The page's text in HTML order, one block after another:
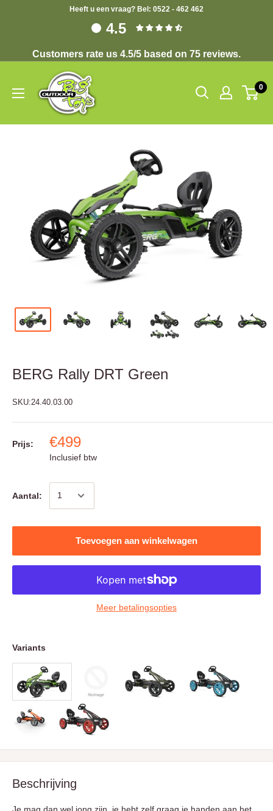
Heeft u een vraag? Bel: 0522 - 462 462
4.5
Customers rate us 4.5/5 based on 75 reviews.
0
BERG Rally DRT Green
SKU:24.40.03.00
Prijs: €499
Inclusief btw
Aantal:
Toevoegen aan winkelwagen
Meer betalingsopties
Variants
Beschrijving